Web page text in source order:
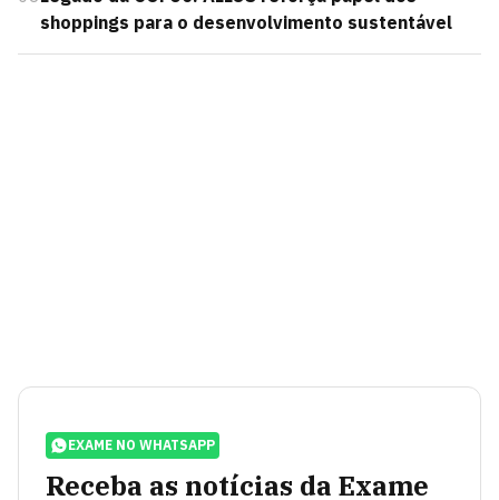
shoppings para o desenvolvimento sustentável
EXAME NO WHATSAPP
Receba as notícias da Exame